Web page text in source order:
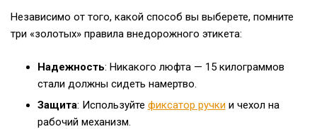
Независимо от того, какой способ вы выберете, помните
три «золотых» правила внедорожного этикета:
Надежность: Никакого люфта — 15 килограммов
стали должны сидеть намертво.
Защита: Используйте фиксатор ручки и чехол на
рабочий механизм.